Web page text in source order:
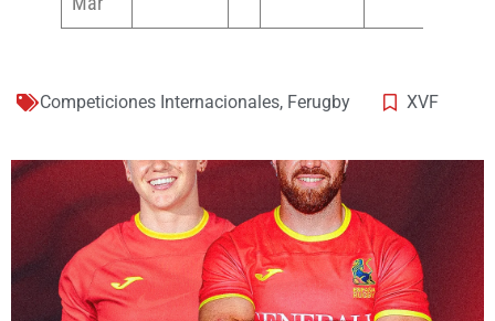
Competiciones Internacionales, Ferugby XVF